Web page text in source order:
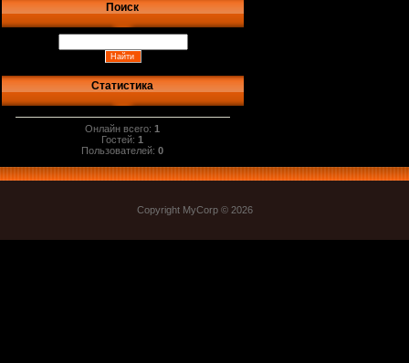
Поиск
Статистика
Онлайн всего:1
Гостей:1
Пользователей:0
Copyright MyCorp © 2026